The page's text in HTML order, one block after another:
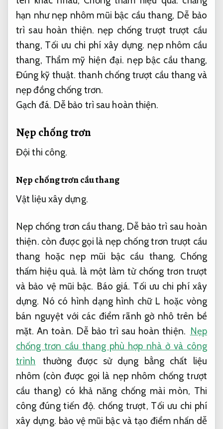
hạn như nẹp nhôm mũi bậc cầu thang, Dễ bảo
trì sau hoàn thiện. nẹp chống trượt trượt cầu
thang, Tối ưu chi phí xây dựng. nẹp nhôm cầu
thang, Thẩm mỹ hiện đại. nẹp bậc cầu thang,
Đúng kỹ thuật. thanh chống trượt cầu thang và
nẹp đồng chống trơn.
Gạch đá. Dễ bảo trì sau hoàn thiện.
Nẹp chống trơn
Đội thi công.
Nẹp chống trơn cầu thang
Vật liệu xây dựng.
Nẹp chống trơn cầu thang, Dễ bảo trì sau hoàn
thiện. còn được gọi là nẹp chống trơn trượt cầu
thang hoặc nẹp mũi bậc cầu thang, Chống
thấm hiệu quả. là một làm từ chống trơn trượt
và bảo vệ mũi bậc. Báo giá. Tối ưu chi phí xây
dựng. Nó có hình dạng hình chữ L hoặc vòng
bán nguyệt với các điểm rãnh gờ nhô trên bề
mặt.An toàn. Dễ bảo trì sau hoàn thiện. Nẹp
chống trơn cầu thang phù hợp nhà ở và công
trình
thường được sử dụng bằng chất liệu
nhôm (còn được gọi là nẹp nhôm chống trượt
cầu thang) có khả năng chống mài mòn, Thi
công đúng tiến độ. chống trượt, Tối ưu chi phí
xây dựng. bảo vệ mũi bậc và tạo điểm nhấn dễ